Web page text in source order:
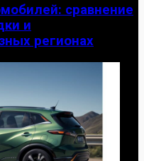
сравнение
и
регионах